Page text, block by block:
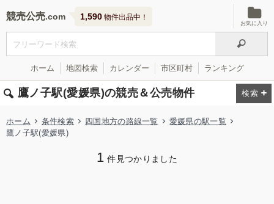
競売公売 1,590 物件出品中！
お気に入り
ホーム 地図検索 カレンダー 市区町村 ランキング
鷹ノ子駅(愛媛県)の競売＆公売物件
ホーム 条件検索 四国地方の路線一覧
愛媛県の駅一覧
鷹ノ子駅(愛媛県)
1 件見つかりました